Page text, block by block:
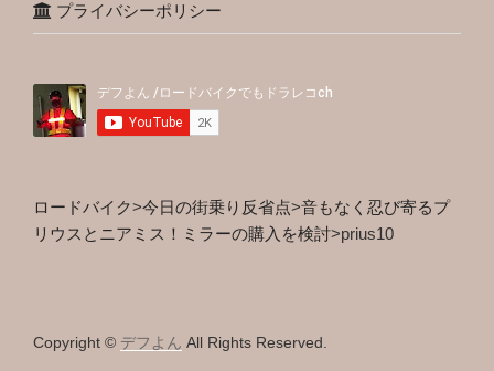
プライバシーポリシー
ロードバイク>今日の街乗り反省点>音もなく忍び寄るプ
リウスとニアミス！ミラーの購入を検討>prius10
Copyright © デフよん All Rights Reserved.